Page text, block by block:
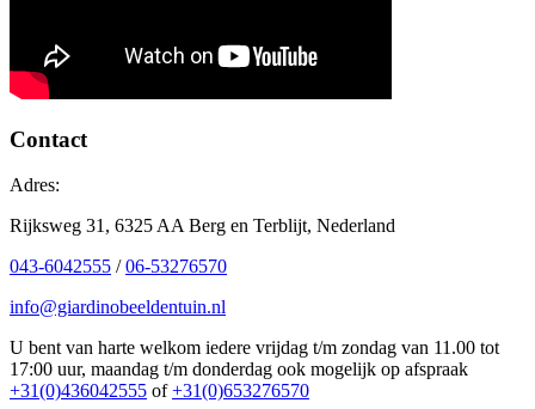
Contact
Adres:
Rijksweg 31, 6325 AA Berg en Terblijt, Nederland
043-6042555 /06-53276570
info@giardinobeeldentuin.nl
U bent van harte welkom iedere vrijdag t/m zondag van 11.00 tot
17:00 uur, maandag t/m donderdag ook mogelijk op afspraak
+31(0)436042555 of+31(0)653276570